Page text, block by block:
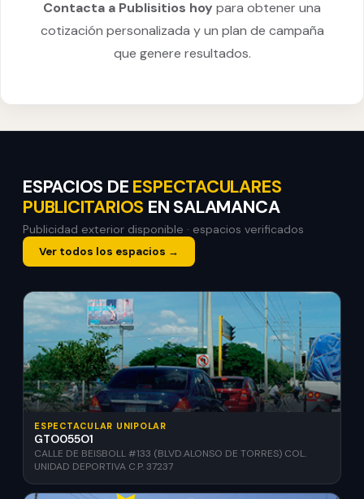
Contacta a Publisitios hoy para obtener una
cotización personalizada y un plan de campaña
que genere resultados.
ESPACIOS DE ESPECTACULARES
PUBLICITARIOS EN SALAMANCA
Publicidad exterior disponible · espacios verificados
Ver todos los espacios →
ESPECTACULAR UNIPOLAR
GTO055O1
CALLE DE BEISBOLL #133 (BLVD.ALONSO DE TORRES) COL.
UNIDAD DEPORTIVA C.P. 37237